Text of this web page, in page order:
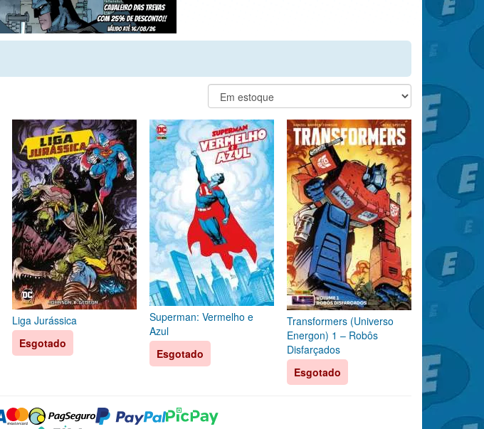
Liga Jurássica
Esgotado
Superman: Vermelho e
Azul
Esgotado
Transformers (Universo
Energon) 1 – Robôs
Disfarçados
Esgotado